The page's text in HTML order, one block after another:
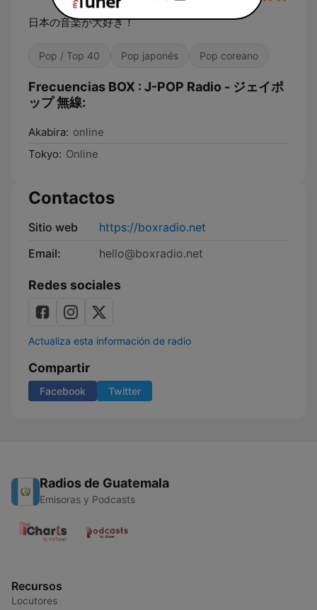
日本の音楽が大好き！
Pop / Top 40 Pop japonés Pop coreano
Frecuencias BOX : J-POP Radio - ジェイポ
ップ 無線:
Akabira: online
Tokyo: Online
Contactos
Sitio web
https://boxradio.net
Email:
hello@boxradio.net
Redes sociales
Actualiza esta información de radio
Compartir
Facebook Twitter
Radios de Guatemala
Emisoras y Podcasts
Recursos
Locutores